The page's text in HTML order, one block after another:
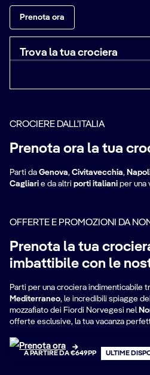
Prenota ora
Trova la tua crociera
CROCIERE DALL’ITALIA
Prenota ora la tua
Parti da Genova, Civitavecchia,
Cagliari e da altri porti italiani per una
OFFERTE E PROMOZIONI DA
Prenota la tua
imbattibile con le
Parti per una crociera indimenticabile
Mediterraneo, le incredibili spiagge
mozzafiato dei Fiordi Norvegesi nel
offerte esclusive, la tua vacanza
A PARTIRE DA €649PP ULTIME
Best Now
2026
Prenota ora